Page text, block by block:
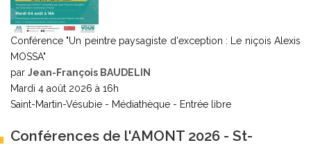
Conférence "Un peintre paysagiste d'exception : Le niçois Alexis
MOSSA"
par Jean-François BAUDELIN
Mardi 4 août 2026 à 16h
Saint-Martin-Vésubie - Médiathèque - Entrée libre
Conférences de l'AMONT 2026 - St-